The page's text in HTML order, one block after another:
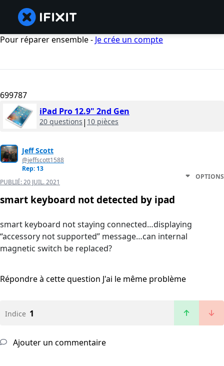
Pour réparer ensemble - Je crée un compte
699787
iPad Pro 12.9" 2nd Gen
20 questions | 10 pièces
Jeff Scott
@jeffscott1588
Rep: 13
PUBLIÉ:20 JUIL. 2021
OPTIONS
smart keyboard not detected by ipad
smart keyboard not staying connected…displaying
“accessory not supported” message…can internal
magnetic switch be replaced?
Répondre à cette question J'ai le même problème
Indice 1
Ajouter un commentaire